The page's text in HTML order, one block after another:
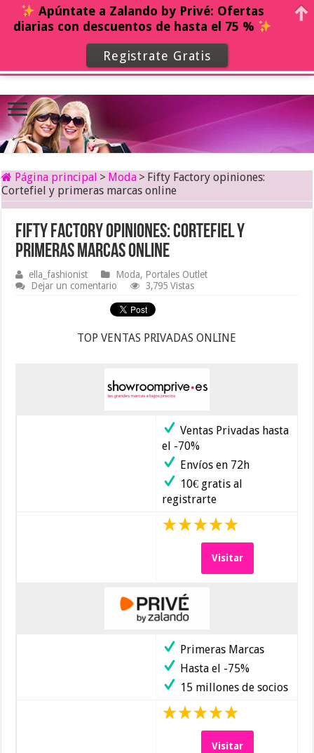
Página principal > Moda > Fifty Factory opiniones:
Cortefiel y primeras marcas online
Fifty Factory opiniones: Cortefiel y
primeras marcas online
ella_fashionist Moda, Portales Outlet
Dejar un comentario
3,795 Vistas
TOP VENTAS PRIVADAS ONLINE
Ventas Privadas hasta
el -70%
Envíos en 72h
10€ gratis al
registrarte
Visitar
Primeras Marcas
Hasta el -75%
15 millones de socios
Visitar
Apúntate a Zalando by Privé: Ofertas
diarias con descuentos de hasta el 75 %
Registrate Gratis